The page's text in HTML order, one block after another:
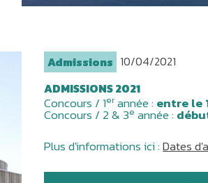
Admissions 10/04/2021
ADMISSIONS 2021
Concours / 1erannée :entre le
Concours / 2 & 3eannée :
Plus d'informations ici :Dates